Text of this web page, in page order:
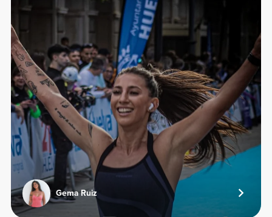
Gema Ruiz